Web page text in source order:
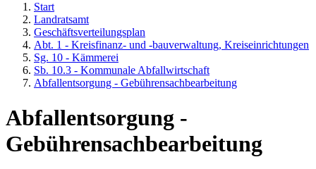
Start
Landratsamt
Geschäftsverteilungsplan
Abt. 1 - Kreisfinanz- und -bauverwaltung, Kreiseinrichtungen
Sg. 10 - Kämmerei
Sb. 10.3 - Kommunale Abfallwirtschaft
Abfallentsorgung - Gebührensachbearbeitung
Abfallentsorgung -
Gebührensachbearbeitung